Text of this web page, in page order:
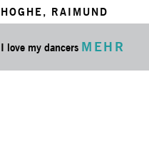
HOGHE, RAIMUND
I love my dancers MEHR